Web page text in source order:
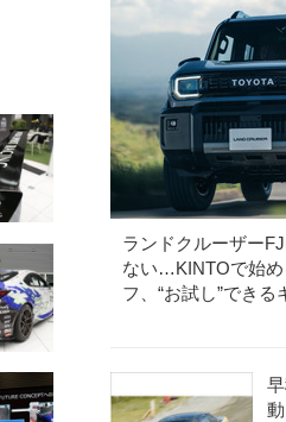
ランドクルーザー
ない…KINTOで始め
フ、“お試し”できる